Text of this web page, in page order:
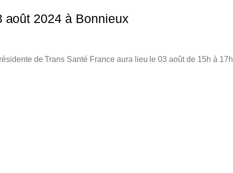
août 2024 à Bonnieux
de Trans Santé France aura lieu le 03 août de 15h à 17h